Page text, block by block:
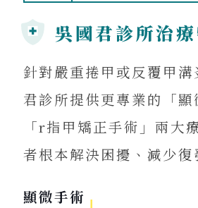
吳國君診所治
針對嚴重捲甲或反覆甲溝
君診所提供更專業的「顯
「r指甲矯正手術」兩大
者根本解決困擾、減少復
顯微手術